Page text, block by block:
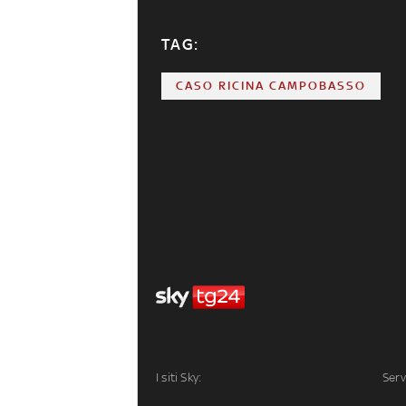
TAG:
CASO RICINA CAMPOBASSO
I siti Sky: